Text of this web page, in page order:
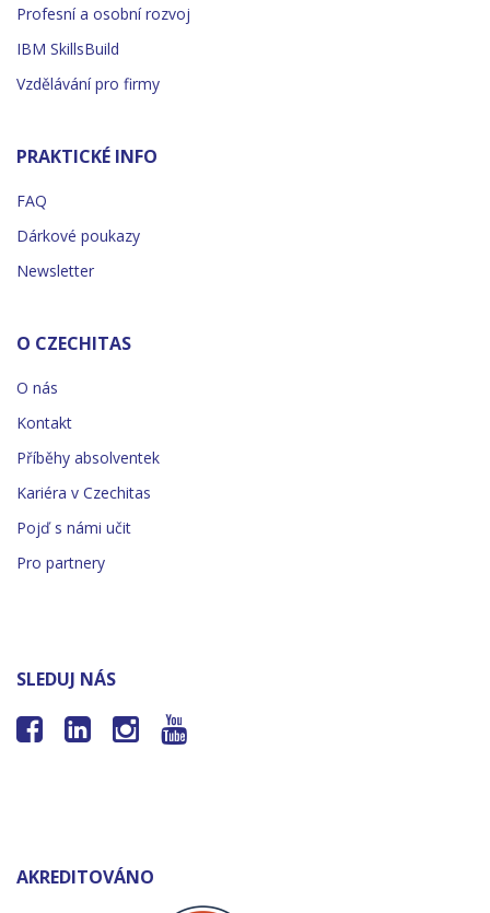
Profesní a osobní rozvoj
IBM SkillsBuild
Vzdělávání pro firmy
PRAKTICKÉ INFO
FAQ
Dárkové poukazy
Newsletter
O CZECHITAS
O nás
Kontakt
Příběhy absolventek
Kariéra v Czechitas
Pojď s námi učit
Pro partnery
SLEDUJ NÁS
   
AKREDITOVÁNO